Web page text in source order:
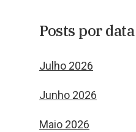
Posts por data
Julho 2026
Junho 2026
Maio 2026